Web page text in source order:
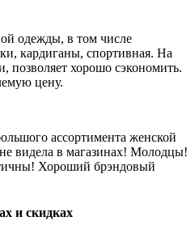
одежды, в том числе
кардиганы, спортивная. На
позволяет хорошо сэкономить.
цену.
ассортимента женской
видела в магазинах! Молодцы!
Хороший брэндовый
и скидках